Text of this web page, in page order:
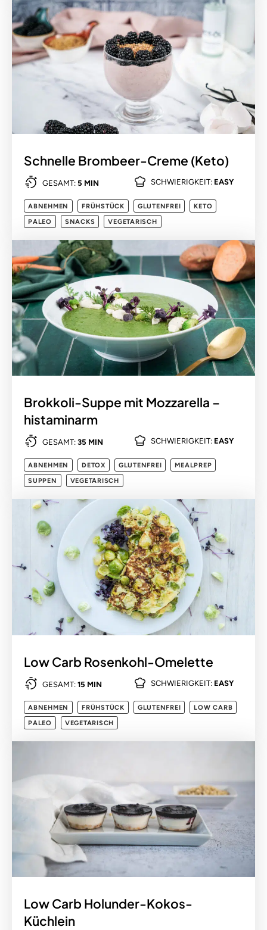
Schnelle Brombeer-Creme (Keto)
GESAMT: 5 MIN SCHWIERIGKEIT: EASY
ABNEHMEN FRÜHSTÜCK GLUTENFREI
KETO
PALEO
SNACKS VEGETARISCH
Brokkoli-Suppe mit Mozzarella –
histaminarm
GESAMT: 35 MIN SCHWIERIGKEIT: EASY
ABNEHMEN DETOX GLUTENFREI
MEALPREP
SUPPEN
VEGETARISCH
Low Carb Rosenkohl-Omelette
GESAMT: 15 MIN SCHWIERIGKEIT: EASY
ABNEHMEN FRÜHSTÜCK GLUTENFREI
LOW CARB
PALEO
VEGETARISCH
Low Carb Holunder-Kokos-
Küchlein